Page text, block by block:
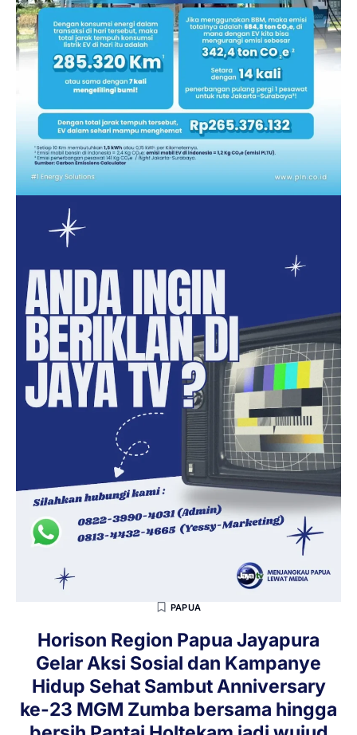
PAPUA
Horison Region Papua Jayapura
Gelar Aksi Sosial dan Kampanye
Hidup Sehat Sambut Anniversary
ke-23 MGM Zumba bersama hingga